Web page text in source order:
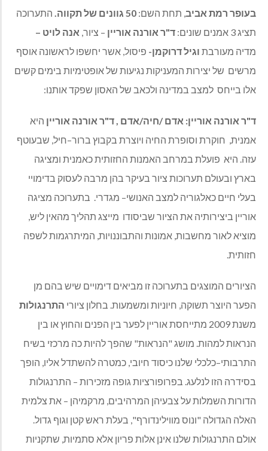
בעופר רמת אביב, תחת השם:
50 גוונים שלתקווה. התערוכה
תציג
אמנים שונים: ד"ר אורנה אוריין – ציור, אנה לויט –
מדיה מעורבת וגיל דרוקמן- פיסול, אשר יחשפו לראשונה אוסף
מרשים של יצירות המעניקות נגיעות של אופטימיות בימים קשים
אלו בייחס למצב במדינה ולכאב של האסון שפקד אותנו:
ד"ר אורנה אוריין: אדם /חיה/אדם ,ד"ר אורנה אוריין היא
אמנית, חוקרת וסופרת החיה ויוצרת בקבוץ ברור–חיל, שבעוטף
עזה. היא פועלת במרחב האמנות החזותית כאמנית ומציגה
בארץ ובעולם תערוכות ציור בעיקר בהן מרבה לעסוק בדימויי
בעלי חיים כאלגוריה למצב האנושי– מגדרי. בתערוכה מציגה
אוריין ביצירותיה את הציור שביסודו מייצג תהליך מהאין ליש,
מוציא לאור מחשבות, אמונות והתבוננויות, המיתרגמות לשפה
חזותית.
הציורים המוצגים בתערוכה זו מביאים דימויים שיש בהם מן
הפער היוצר תשוקה, חיוניות ומשמעות. בחלון ציורי התרנגולות
משנת
מתייחסת אוריין לפער בין הפנים והחוץ או בין
הנראות למהות. מושג "הנראות" שהפך להיות כה מרכזי בשיח
התרבותי–כלכלי שלנו כיסוד חיובי, כמטרה להשתדל אליו, הופך
בסידרה הזו לנלעג. בפרופורציות גופה מזכירות – התרנגולות
הדורות השמלות על צבעיהן המרהיבים, מרקמיהן – את צלמית
האלה הגדולה "ונוס מווילינדורף", בעלת ראש קטן וגוף גדול.
אולם התרנגולות שלנו אינן אלות פריון אלא סתמיות, שתקניות